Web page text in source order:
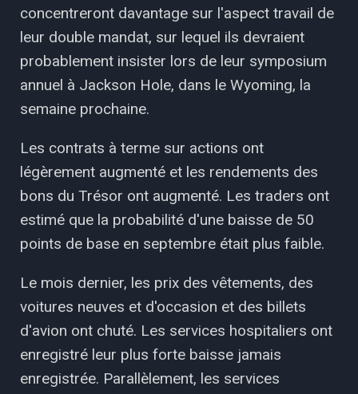
concentreront davantage sur l'aspect travail de
leur double mandat, sur lequel ils devraient
probablement insister lors de leur symposium
annuel à Jackson Hole, dans le Wyoming, la
semaine prochaine.
Les contrats à terme sur actions ont
légèrement augmenté et les rendements des
bons du Trésor ont augmenté. Les traders ont
estimé que la probabilité d'une baisse de 50
points de base en septembre était plus faible.
Le mois dernier, les prix des vêtements, des
voitures neuves et d'occasion et des billets
d'avion ont chuté. Les services hospitaliers ont
enregistré leur plus forte baisse jamais
enregistrée. Parallèlement, les services